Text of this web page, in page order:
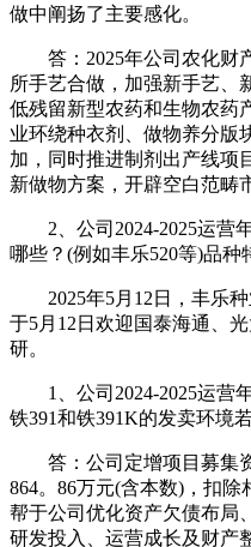
做中阐扬了主要感化。
答：2025年公司农化财
所手艺合做，加强新手艺、
低残留新型农药和生物农药
业环绕种衣剂、做物养分版
加，同时推进制剂出产线项
新做物方案，开辟空白范畴
2、公司2024-2025运营
哪些？(例如丰乐520等)品种
2025年5月12日，丰乐种
于5月12日欢迎国泰海通、
研。
1、公司2024-2025运营
铁391和铁391K的发卖环境
答：公司定增项目募集资
864。86万元(含本数)，扣
帮于公司优化资产欠债布局
研发投入、运营成长及财产